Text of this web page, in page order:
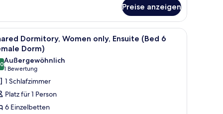
Preise anzeigen
einem kleinen Schreibtisch und einem Fenster mit Aussicht.
Ein Etagenbett mit einer Leiter, einem
6
Dormitory, Women only, Ensuite (Bed 6
Dorm)
von 10
Außergewöhnlich
1 Bewertung
(1
Bewertung)
1 Schlafzimmer
Platz für 1 Person
6 Einzelbetten